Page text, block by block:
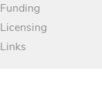
Funding
Licensing
Links